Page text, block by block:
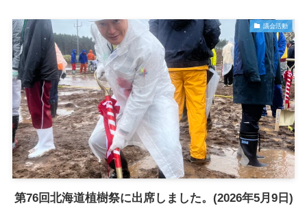
議会活動
第76回北海道植樹祭に出席しました。(2026年5月9日)